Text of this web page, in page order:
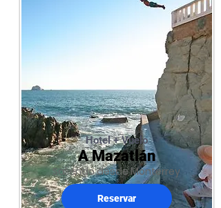
Hotel + Vuelo
A Mazatlán
Saliendo desde Monterrey
Reservar